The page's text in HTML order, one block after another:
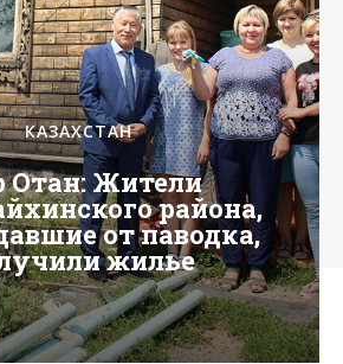
КАЗАХСТАН
Отан: Жители
района,
от паводка,
жилье